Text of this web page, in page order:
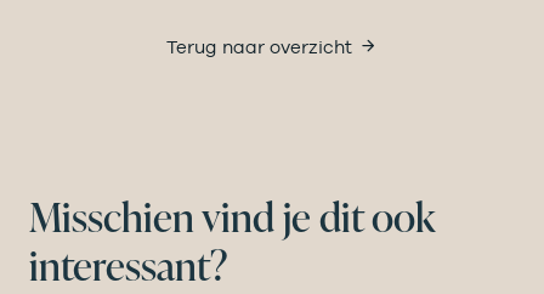
Terug naar overzicht
Misschien vind je dit ook
interessant?